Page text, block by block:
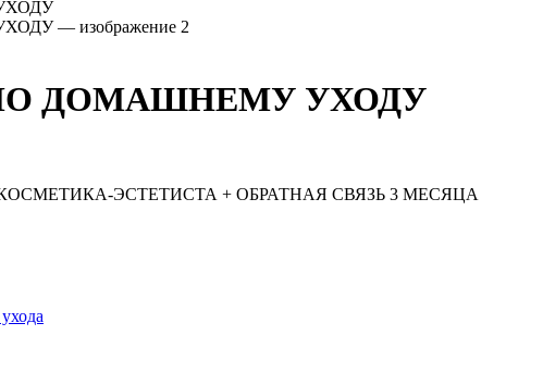
ДОМАШНЕМУ УХОДУ
ЭСТЕТИСТА + ОБРАТНАЯ СВЯЗЬ 3 МЕСЯЦА